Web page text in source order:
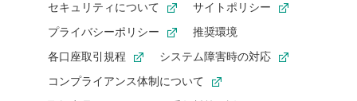
セキュリティについて
サイトポリシー
プライバシーポリシー
推奨環境
各口座取引規程
システム障害時の対応
コンプライアンス体制について